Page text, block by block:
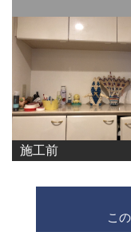
施工前
こ